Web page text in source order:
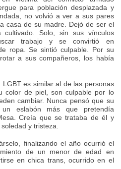
para población desplazada y
no volvió a ver a sus pares
casa de su madre. Dejó de ser el
Solo, sin sus vínculos
trabajo y se convirtió en
ropa. Se sintió culpable. Por su
a sus compañeros, los había
es similar al de las personas
color de piel, son culpable por lo
cambiar. Nunca pensó que su
eslabón más que pretendía
Creía que se trataba de él y
y tristeza.
finalizando el año ocurrió el
de un menor de edad en
en chica trans, ocurrido en el